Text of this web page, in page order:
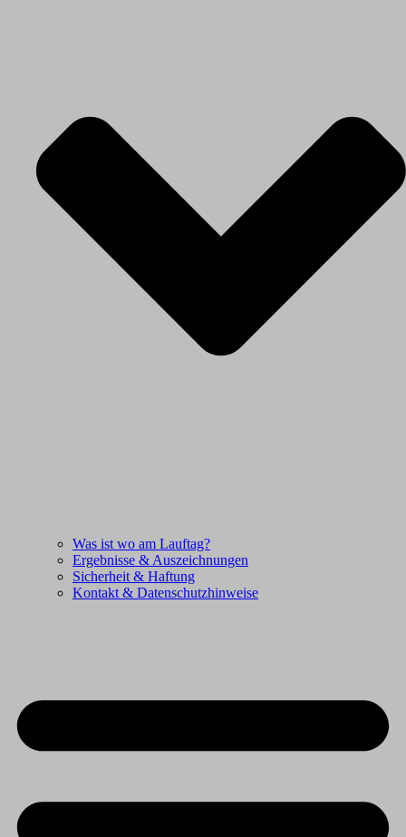
Was ist wo am Lauftag?
Ergebnisse & Auszeichnungen
Sicherheit & Haftung
Kontakt & Datenschutzhinweise